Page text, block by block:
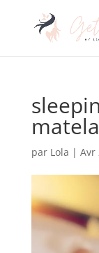
par Lola | Avr